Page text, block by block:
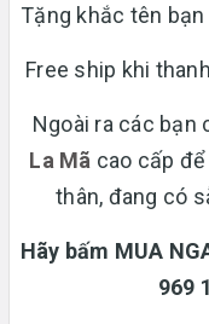
Tặng khắc tên
Free ship khi
Ngoài ra các bạn
La Mã cao cấp
thân, đang có
Hãy bấm MUA
969